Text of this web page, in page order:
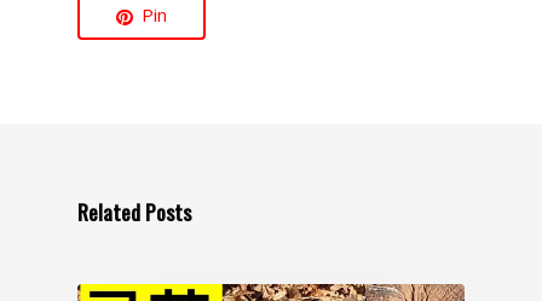
Pin
Related Posts
Колени
Книга